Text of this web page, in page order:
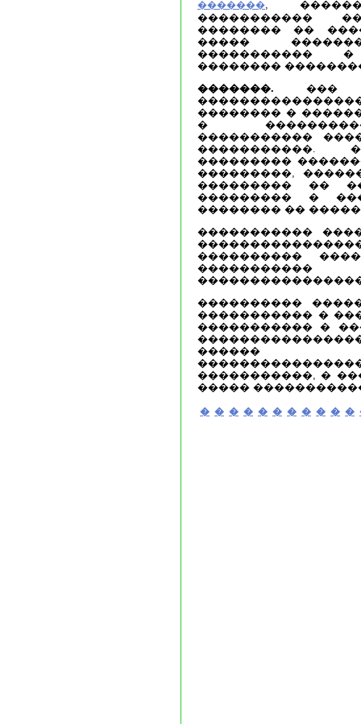
�������,
�����������
�������� ��
�����
�����������
��������
�������. ���
�������� �
�
�����������
�����������.
���������
���������,
��������� ��
��������� �
�������� ��
�����������
����������
����������
����������� �
����������� �
������
�����������, �
�����
� � � � � � � � � � �